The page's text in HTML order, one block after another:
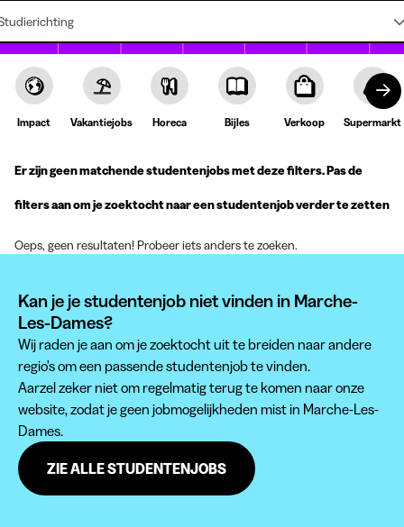
Impact Vakantiejobs Horeca Bijles Verkoop Supermarkt
Er zijn geen matchende studentenjobs met deze filters. Pas de
filters aan om je zoektocht naar een studentenjob verder te zetten
Oeps, geen resultaten! Probeer iets anders te zoeken.
Kan je je studentenjob niet vinden in Marche-
Les-Dames?
Wij raden je aan om je zoektocht uit te breiden naar andere
regio's om een passende studentenjob te vinden.
Aarzel zeker niet om regelmatig terug te komen naar onze
website, zodat je geen jobmogelijkheden mist in Marche-Les-
Dames.
ZIE ALLE STUDENTENJOBS